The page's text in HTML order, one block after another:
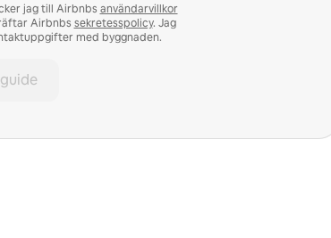
jag till Airbnbs användarvillkor
Airbnbs sekretesspolicy. Jag
med byggnaden.